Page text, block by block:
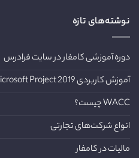
نوشته‌های تازه
دوره آموزشی کامفار در سایت فرادرس
آموزش کاربردی Microsoft Project 2019
WACC چیست؟
انواع شرکت‌های تجارتی
مالیات در کامفار